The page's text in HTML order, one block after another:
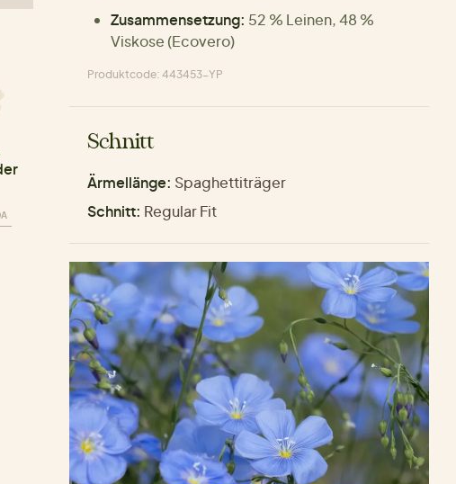
Zusammensetzung: 52 % Leinen, 48 %
Viskose (Ecovero)
Produktcode: 443453-YP
Schnitt
Ärmellänge: Spaghettiträger
Schnitt: Regular Fit